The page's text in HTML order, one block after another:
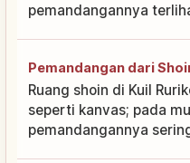
pemandangannya
Pemandangan dari
Ruang shoin di Kuil
seperti kanvas; pada
pemandangannya